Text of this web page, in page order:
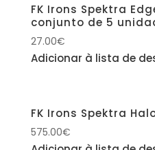
FK Irons Spektra
conjunto de 5
27.00€
Adicionar à lista de
FK Irons Spektra
575.00€